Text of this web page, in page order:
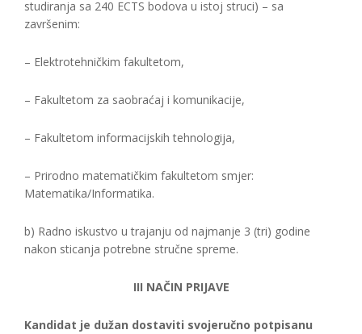
studiranja sa 240 ECTS bodova u istoj struci) – sa
završenim:
– Elektrotehničkim fakultetom,
– Fakultetom za saobraćaj i komunikacije,
– Fakultetom informacijskih tehnologija,
– Prirodno matematičkim fakultetom smjer:
Matematika/Informatika.
b) Radno iskustvo u trajanju od najmanje 3 (tri) godine
nakon sticanja potrebne stručne spreme.
III NAČIN PRIJAVE
Kandidat je dužan dostaviti svojeručno potpisanu